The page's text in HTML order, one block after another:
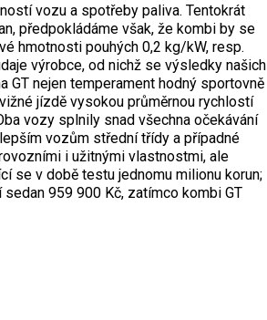
vozu a spotřeby paliva. Tentokrát
předpokládáme však, že kombi by se
hmotnosti pouhých 0,2 kg/kW, resp.
výrobce, od nichž se výsledky našich
GT nejen temperament hodný sportovně
jízdě vysokou průměrnou rychlostí
vozy splnily snad všechna očekávání
vozům střední třídy a případné
i užitnými vlastnostmi, ale
se v době testu jednomu milionu korun;
959 900 Kč, zatímco kombi GT